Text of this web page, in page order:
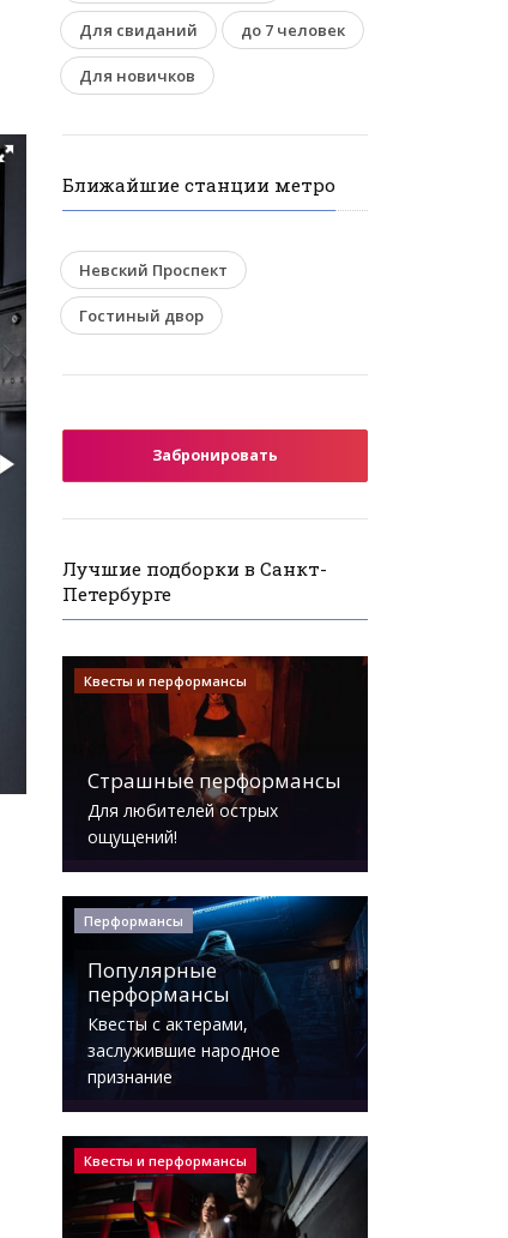
Для свиданий до 7 человек
Для новичков
Ближайшие станции метро
Невский Проспект
Гостиный двор
Забронировать
Лучшие подборки в Санкт-
Петербурге
Квесты и перформансы
Страшные перформансы
Для любителей острых
ощущений!
Перформансы
Популярные
перформансы
Квесты с актерами,
заслужившие народное
признание
Квесты и перформансы